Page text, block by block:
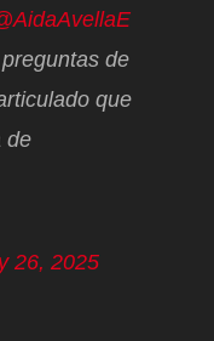
de
que
de
26, 2025